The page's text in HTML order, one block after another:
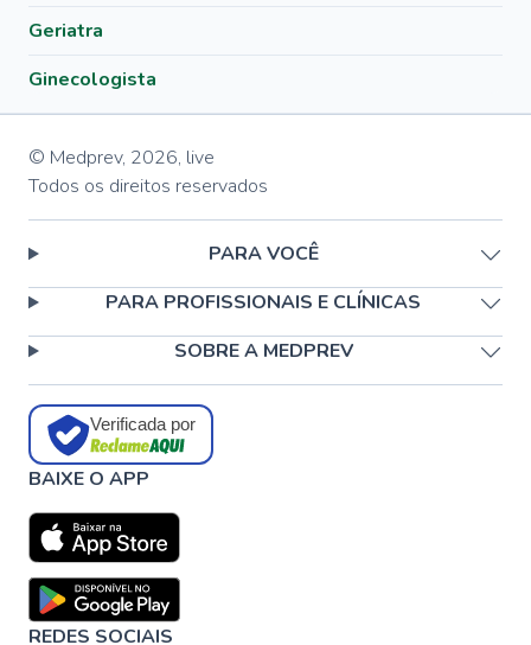
Geriatra
Ginecologista
© Medprev, 2026, live
Todos os direitos reservados
PARA VOCÊ
PARA PROFISSIONAIS E CLÍNICAS
SOBRE A MEDPREV
Verificada por
BAIXE O APP
REDES SOCIAIS